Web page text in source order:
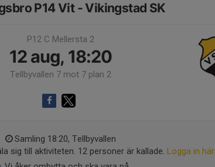
P14 Vit - Vikingstad SK
P12 C Mellersta 2
12 aug, 18:20
Tellbyvallen 7 mot 7 plan 2
Samling 18:20, Tellbyvallen
sig till aktiviteten. 12 personer är kallade. Logga in här